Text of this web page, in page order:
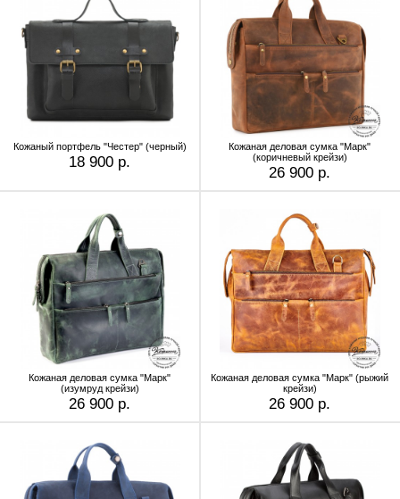
Кожаный портфель "Честер" (черный)
18 900 р.
Кожаная деловая сумка "Марк"
(коричневый крейзи)
26 900 р.
Кожаная деловая сумка "Марк"
(изумруд крейзи)
26 900 р.
Кожаная деловая сумка "Марк" (рыжий
крейзи)
26 900 р.